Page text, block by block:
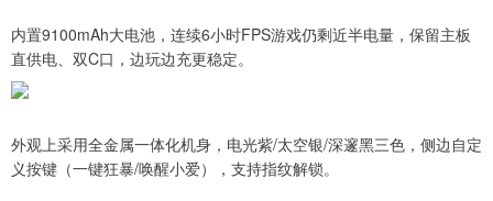
内置9100mAh大电池，连续6小时FPS游戏仍剩近半电量，保留主板
直供电、双C口，边玩边充更稳定。
外观上采用全金属一体化机身，电光紫/太空银/深邃黑三色，侧边自定
义按键（一键狂暴/唤醒小爱），支持指纹解锁。